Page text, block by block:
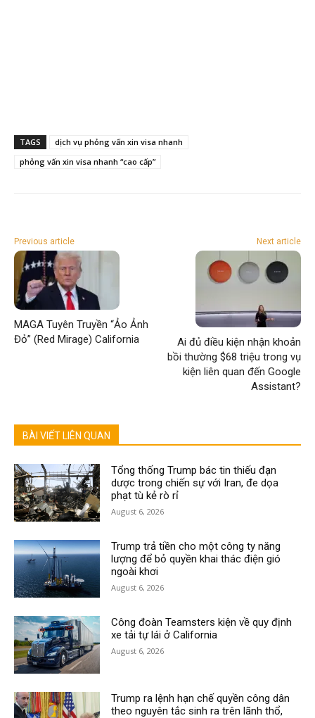
TAGS
dịch vụ phỏng vấn xin visa nhanh
phỏng vấn xin visa nhanh “cao cấp”
Previous article
MAGA Tuyên Truyền “Ảo Ảnh
Đỏ” (Red Mirage) California
Next article
Ai đủ điều kiện nhận khoản
bồi thường $68 triệu trong vụ
kiện liên quan đến Google
Assistant?
BÀI VIẾT LIÊN QUAN
Tổng thống Trump bác tin thiếu đạn
dược trong chiến sự với Iran, đe dọa
phạt tù kẻ rò rỉ
August 6, 2026
Trump trả tiền cho một công ty năng
lượng để bỏ quyền khai thác điện gió
ngoài khơi
August 6, 2026
Công đoàn Teamsters kiện về quy định
xe tải tự lái ở California
August 6, 2026
Trump ra lệnh hạn chế quyền công dân
theo nguyên tắc sinh ra trên lãnh thổ,